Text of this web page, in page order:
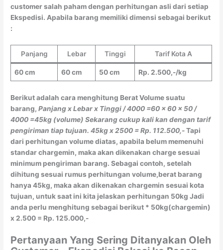
customer salah paham dengan perhitungan asli dari setiap
Ekspedisi. Apabila barang memiliki dimensi sebagai berikut
:
Panjang Lebar Tinggi Tarif Kota A
60 cm 60 cm 50 cm Rp. 2.500,-/kg
Berikut adalah cara menghitung Berat Volume suatu
barang,Panjang x Lebar x Tinggi / 4000 =60 x 60 x 50 /
4000 =45kg (volume) Sekarang cukup kali kan dengan tarif
pengiriman tiap tujuan. 45kg x 2500 = Rp. 112.500,-Tapi
dari perhitungan volume diatas, apabila belum memenuhi
standar chargemin, maka akan dikenakan charge sesuai
minimum pengiriman barang. Sebagai contoh, setelah
dihitung sesuai rumus perhitungan volume,berat barang
hanya 45kg, maka akan dikenakan chargemin sesuai kota
tujuan, untuk saat ini kita jelaskan perhitungan 50kg Jadi
anda perlu menghitung sebagai berikut * 50kg(chargemin)
x 2.500 = Rp. 125.000,-
Pertanyaan Yang Sering Ditanyakan Oleh